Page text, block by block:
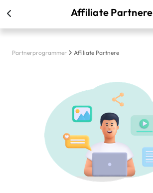
Affiliate Partnere
Partnerprogrammer Affiliate Partnere